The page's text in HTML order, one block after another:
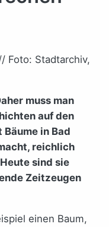
Foto: Stadtarchiv,
muss man
auf den
Bäume in Bad
reichlich
sind sie
Zeitzeugen
einen Baum,